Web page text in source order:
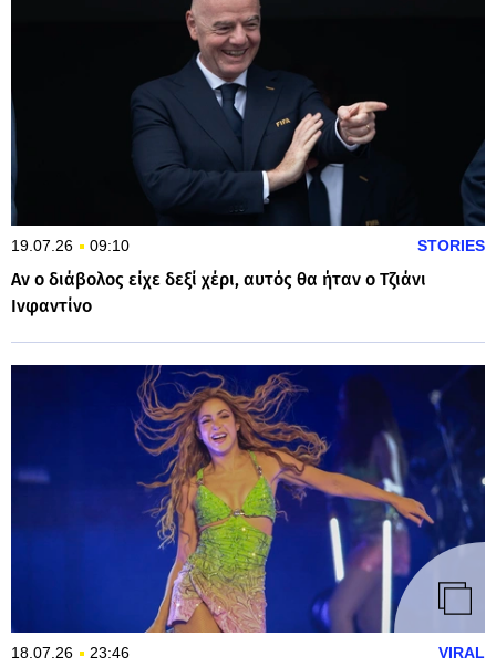
19.07.26 09:10 STORIES
Αν ο διάβολος είχε δεξί χέρι, αυτός θα ήταν ο Τζιάνι
Ινφαντίνο
18.07.26 23:46 VIRAL